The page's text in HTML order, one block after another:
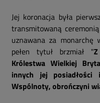
Jej koronacja była
transmitowaną
uznawana za monarchę
pełen tytuł brzmiał "
Królestwa Wielkiej
innych jej
Wspólnoty, obrończyni